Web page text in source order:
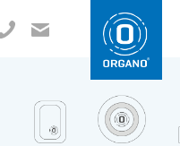
+49 8504 957999-0
ano.ch